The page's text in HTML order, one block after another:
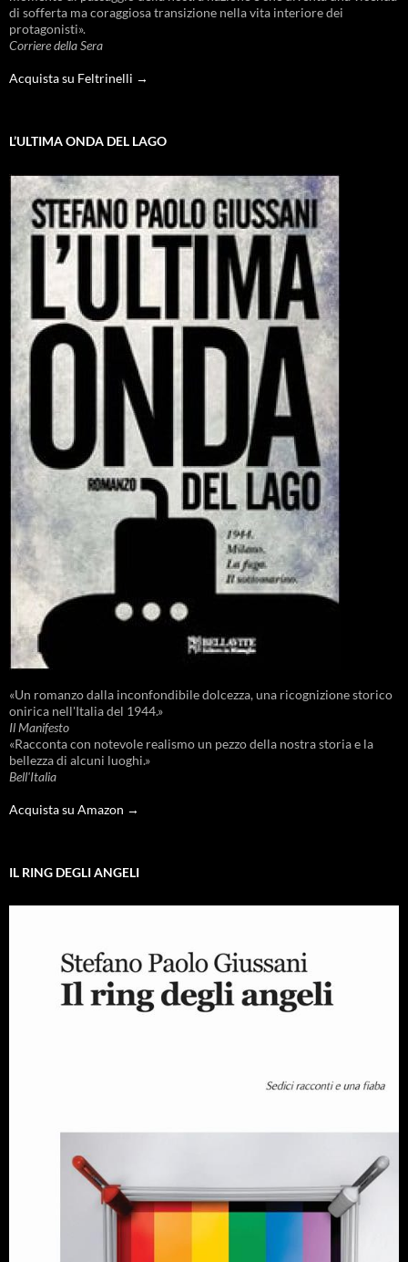
di sofferta ma coraggiosa transizione nella vita interiore dei
protagonisti».
Corriere della Sera
Acquista su Feltrinelli →
L’ULTIMA ONDA DEL LAGO
«Un romanzo dalla inconfondibile dolcezza, una ricognizione storico
onirica nell'Italia del 1944.»
Il Manifesto
«Racconta con notevole realismo un pezzo della nostra storia e la
bellezza di alcuni luoghi.»
Bell'Italia
Acquista su Amazon →
IL RING DEGLI ANGELI